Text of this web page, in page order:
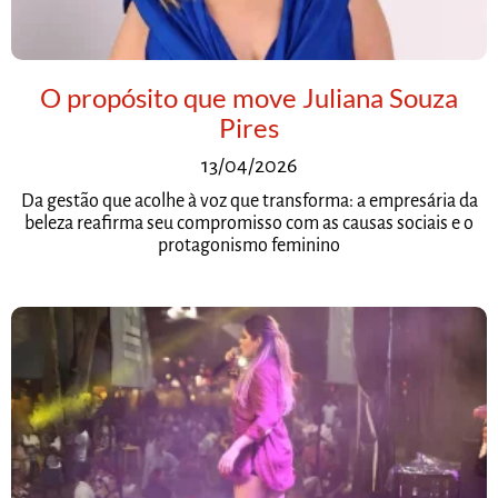
O propósito que move Juliana Souza
Pires
13/04/2026
Da gestão que acolhe à voz que transforma: a empresária da
beleza reafirma seu compromisso com as causas sociais e o
protagonismo feminino